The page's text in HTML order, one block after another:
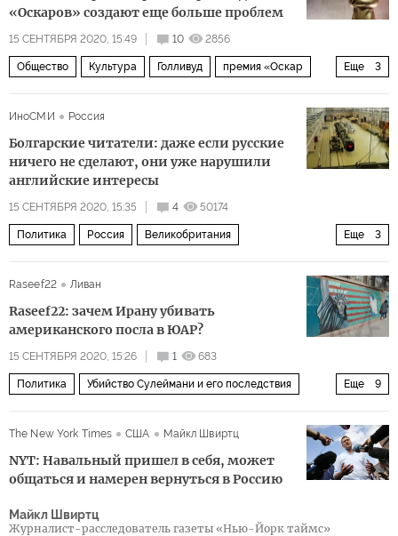
«Оскаров» создают еще больше проблем
15 СЕНТЯБРЯ 2020, 15:49 10 2856
Еще 3
Общество Культура Голливуд премия «Оскар
ИноСМИ
Россия
Болгарские читатели: даже если русские
ничего не сделают, они уже нарушили
английские интересы
15 СЕНТЯБРЯ 2020, 15:35 4 50174
Еще 3
Политика Россия Великобритания
Raseef22 Ливан
Raseef22: зачем Ирану убивать
американского посла в ЮАР?
15 СЕНТЯБРЯ 2020, 15:26 1 683
Еще 9
Политика Убийство Сулеймани и его последствия
посол
планирование
The New York Times США Майкл Швиртц
NYT: Навальный пришел в себя, может
общаться и намерен вернуться в Россию
Майкл Швиртц
Журналист-расследователь газеты «Нью-Йорк таймс»